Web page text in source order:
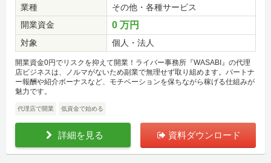
業種
その他・各種サービス
開業資金
0 万円
対象 個人・法人
開業資金0円でリスクを抑えて開業！ライバー事務所『WASABI』の代理
店ビジネスは、ノルマがないため副業で無理せず取り組めます。パートナ
ー報酬や紹介ボーナスなど、モチベーションを保ちながら稼げる仕組みが
魅力です。
代理店で開業 低資金で始める
詳細を見る 資料ダウンロード